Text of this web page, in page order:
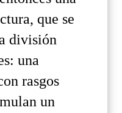
que se
división
una
rasgos
un